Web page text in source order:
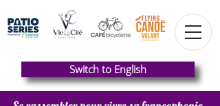
Switch to English